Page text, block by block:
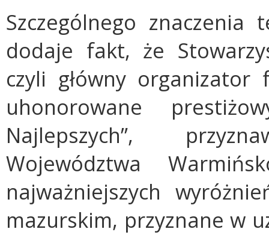
Szczególnego znaczenia
dodaje fakt, że
czyli główny
uhonorowane
Najlepszych”,
Województwa
najważniejszych
mazurskim, przyznane w